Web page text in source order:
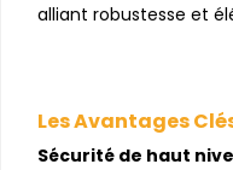
alliant robustesse et
Les Avantages
Sécurité de haut